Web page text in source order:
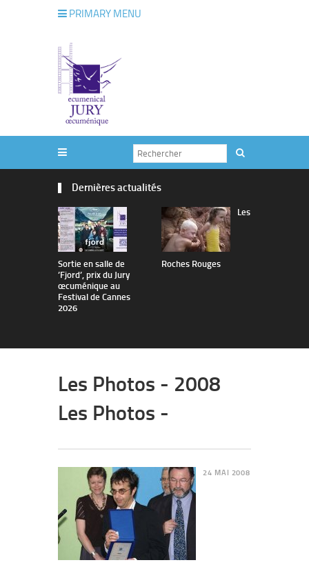
PRIMARY MENU
Dernières actualités
Sortie en salle de
’Fjord’, prix du Jury
œcuménique au
Festival de Cannes
2026
Les
Roches Rouges
Les Photos - 2008
Les Photos -
24 MAI 2008